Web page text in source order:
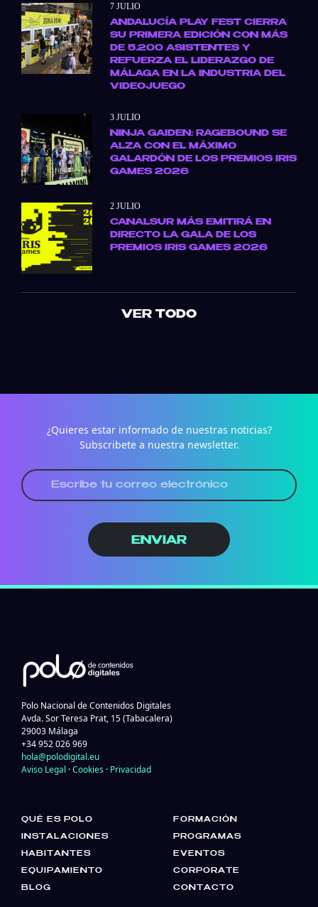
7 JULIO
ANDALUCÍA PLAY FEST CIERRA
SU PRIMERA EDICIÓN CON MÁS
DE 5.200 ASISTENTES Y
REFUERZA EL LIDERAZGO DE
MÁLAGA EN LA INDUSTRIA DEL
VIDEOJUEGO
3 JULIO
NINJA GAIDEN: RAGEBOUND SE
ALZA CON EL MÁXIMO
GALARDÓN DE LOS PREMIOS IRIS
GAMES 2026
2 JULIO
CANALSUR MÁS EMITIRÁ EN
DIRECTO LA GALA DE LOS
PREMIOS IRIS GAMES 2026
VER TODO
¿Quieres estar informado de nuestras noticias?
Subscribete a nuestra newsletter.
ENVIAR
Polo Nacional de Contenidos Digitales
Avda. Sor Teresa Prat, 15 (Tabacalera)
29003 Málaga
+34 952 026 969
hola@polodigital.eu
Aviso Legal ·Cookies · Privacidad
QUÉ ES POLO
INSTALACIONES
HABITANTES
EQUIPAMIENTO
BLOG
FORMACIÓN
PROGRAMAS
EVENTOS
CORPORATE
CONTACTO